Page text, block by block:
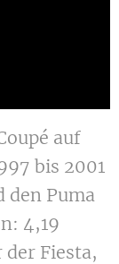
auf
bis 2001
den Puma
4,19
Fiesta,